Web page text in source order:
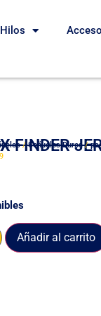
Hilos
FINDER
/Señuelos Duros/
Añadir al carrito